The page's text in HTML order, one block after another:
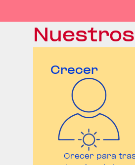
Crecer
Crecer para